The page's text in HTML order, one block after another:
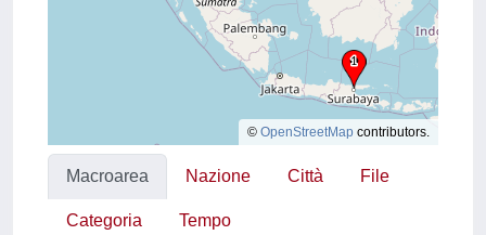
© OpenStreetMap contributors.
Macroarea Nazione Città File
Categoria Tempo